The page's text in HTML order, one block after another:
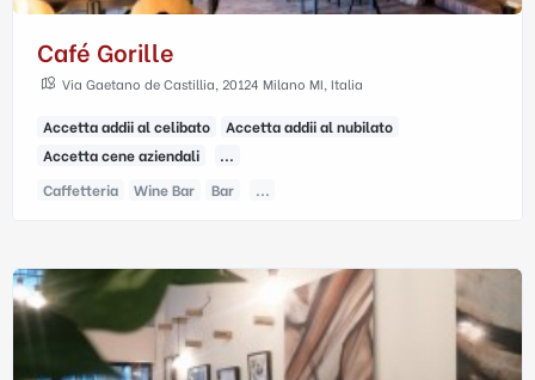
Café Gorille
Via Gaetano de Castillia, 20124 Milano MI, Italia
Accetta addii al celibato
Accetta addii al nubilato
Accetta cene aziendali
...
Caffetteria
Wine Bar Bar ...